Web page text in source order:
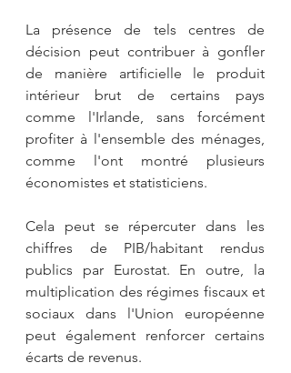
La présence de tels centres de
décision peut contribuer à gonfler
de manière artificielle le produit
intérieur brut de certains pays
comme l'Irlande, sans forcément
profiter à l'ensemble des ménages,
comme l'ont montré plusieurs
économistes et statisticiens.
Cela peut se répercuter dans les
chiffres de PIB/habitant rendus
publics par Eurostat. En outre, la
multiplication des régimes fiscaux et
sociaux dans l'Union européenne
peut également renforcer certains
écarts de revenus.